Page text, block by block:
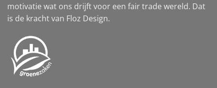
motivatie wat ons drijft voor een fair trade wereld. Dat
is de kracht van Floz Design.